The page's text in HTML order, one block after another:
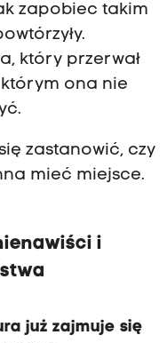
zapobiec takim
który przerwał
ona nie
zastanowić, czy
mieć miejsce.
i
już zajmuje się